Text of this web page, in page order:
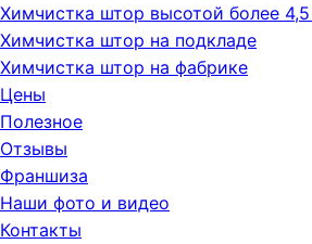
Химчистка штор высотой более
Химчистка штор на подкладе
Химчистка штор на фабрике
Цены
Полезное
Отзывы
Франшиза
Наши фото и видео
Контакты